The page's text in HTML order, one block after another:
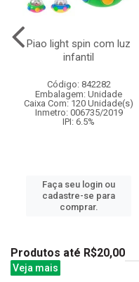
Piao light spin com luz
infantil
Código: 842282
Embalagem: Unidade
Caixa Com: 120 Unidade(s)
Inmetro: 006735/2019
IPI: 6.5%
Faça seu login ou
cadastre-se para
comprar.
Produtos até R$20,00
Veja mais